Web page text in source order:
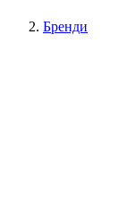
Бренди